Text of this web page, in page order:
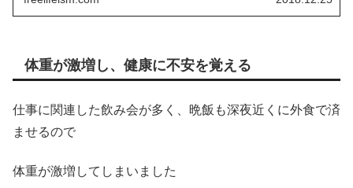
体重が激増し、健康に不安を覚える
仕事に関連した飲み会が多く、晩飯も深夜近くに外食で済
ませるので
体重が激増してしまいました